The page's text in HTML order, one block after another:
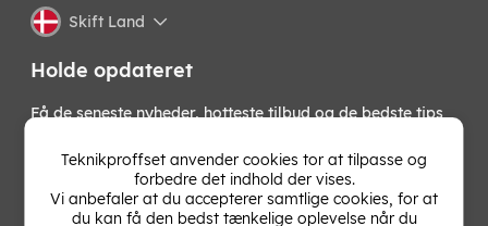
Skift Land
Holde opdateret
Få de seneste nyheder, hotteste tilbud og de bedste tips
nyhedsbrev!
OK
Teknikproffset anvender cookies tor at tilpasse og
forbedre det indhold der vises.
Vi anbefaler at du accepterer samtlige cookies, for at
du kan få den bedst tænkelige oplevelse når du